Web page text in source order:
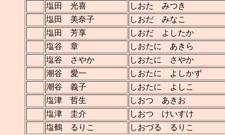
塩田 光喜
しおた みつき
塩田 美奈子
しおだ みなこ
塩田 芳享
しおだ よしたか
塩谷 章
しおたに あきら
塩谷 さやか
しおたに さやか
潮谷 愛一
しおたに よしかず
潮谷 義子
しおたに よしこ
塩津 哲生
しおつ あきお
塩津 圭介
しおつ けいすけ
塩鶴 るりこ
しおづる るりこ